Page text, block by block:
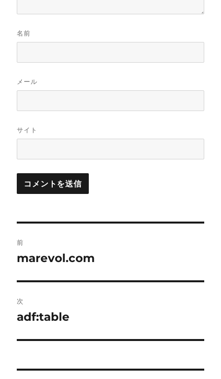
名前
メール
サイト
稿
ビ
ゲ
ー
前
前
投
稿:
marevol.com
次
次
投
adf:table